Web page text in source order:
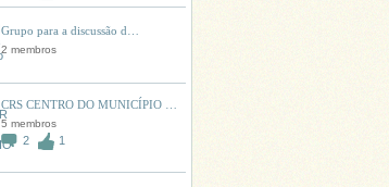
Grupo para a discussão d…
2 membros
CRS CENTRO DO MUNICÍPIO …
5 membros
2 1